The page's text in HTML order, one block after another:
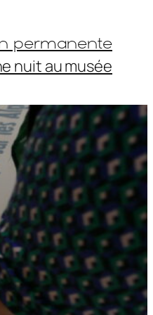
permanente
nuit au musée